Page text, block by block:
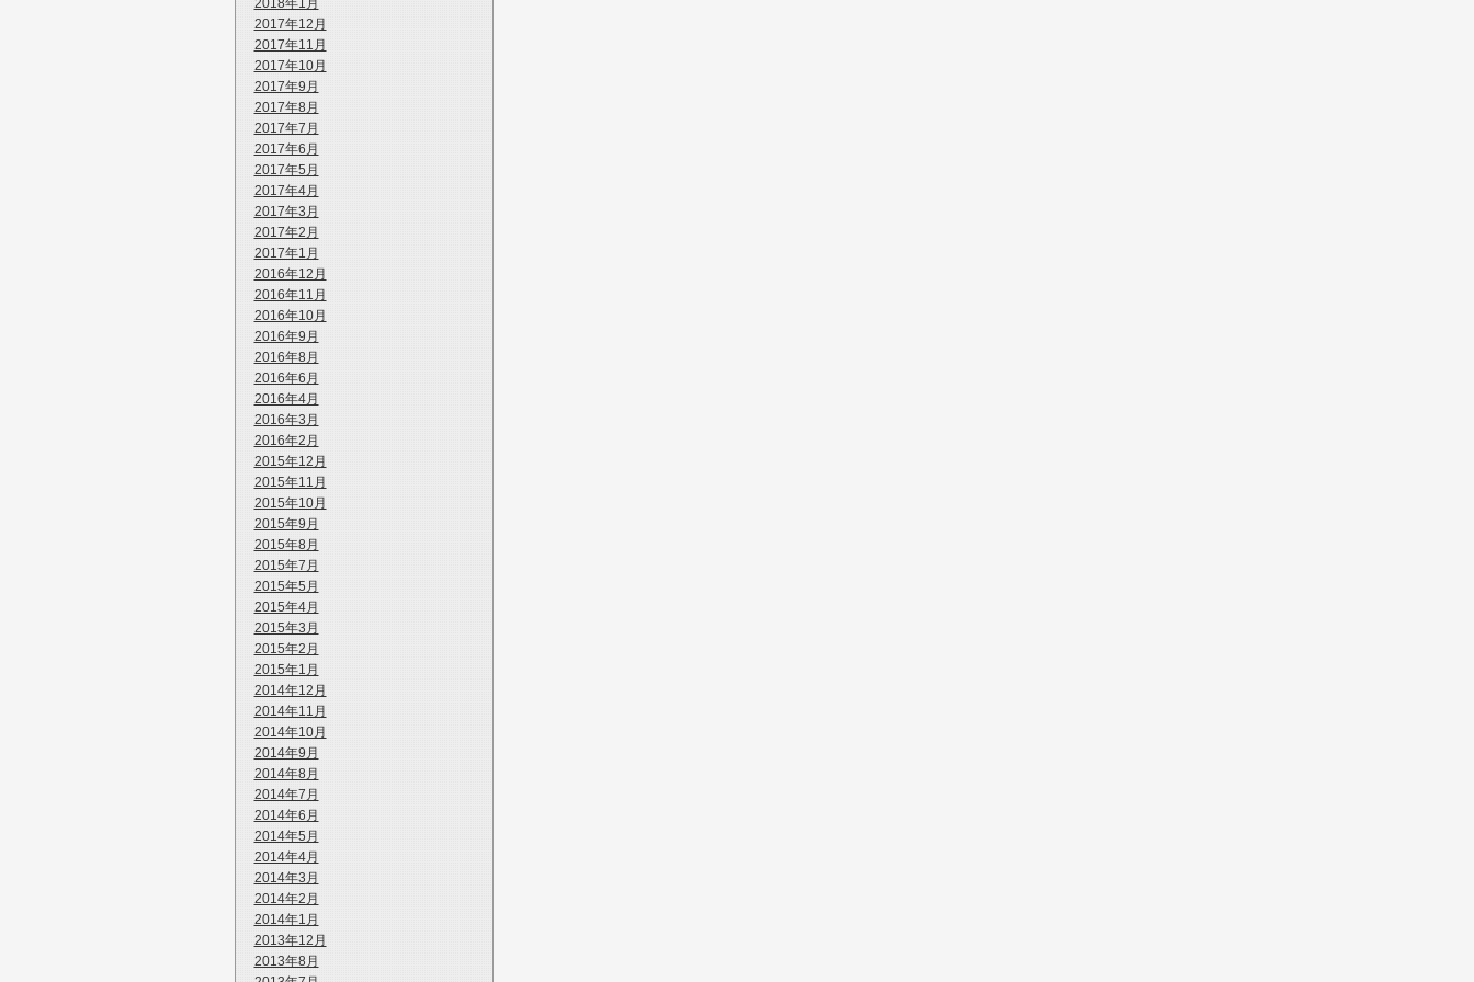
2018年1月
2017年12月
2017年11月
2017年10月
2017年9月
2017年8月
2017年7月
2017年6月
2017年5月
2017年4月
2017年3月
2017年2月
2017年1月
2016年12月
2016年11月
2016年10月
2016年9月
2016年8月
2016年6月
2016年4月
2016年3月
2016年2月
2015年12月
2015年11月
2015年10月
2015年9月
2015年8月
2015年7月
2015年5月
2015年4月
2015年3月
2015年2月
2015年1月
2014年12月
2014年11月
2014年10月
2014年9月
2014年8月
2014年7月
2014年6月
2014年5月
2014年4月
2014年3月
2014年2月
2014年1月
2013年12月
2013年8月